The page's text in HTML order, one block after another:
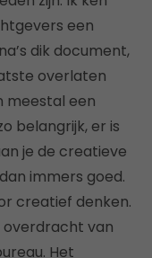
een
dik document,
overlaten
meestal een
belangrijk, er is
je de creatieve
immers goed.
creatief denken.
overdracht van
Het